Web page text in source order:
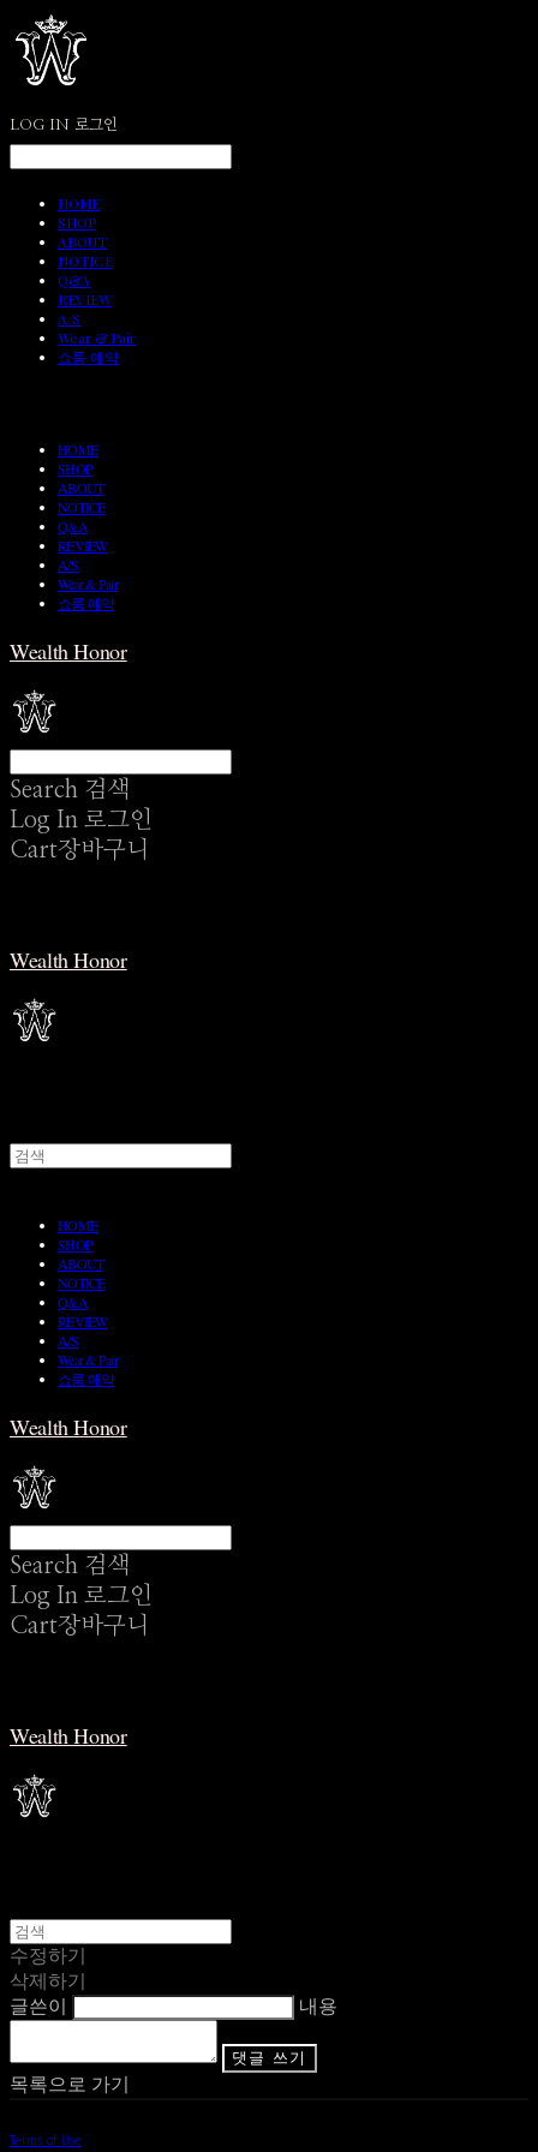
LOG IN 로그인
HOME
SHOP
ABOUT
NOTICE
Q&A
REVIEW
A/S
Wear & Pair
쇼룸 예약
HOME
SHOP
ABOUT
NOTICE
Q&A
REVIEW
A/S
Wear & Pair
쇼룸 예약
Wealth Honor
Search 검색
Log In 로그인
Cart장바구니
Wealth Honor
HOME
SHOP
ABOUT
NOTICE
Q&A
REVIEW
A/S
Wear & Pair
쇼룸 예약
Wealth Honor
Search 검색
Log In 로그인
Cart장바구니
Wealth Honor
수정하기
삭제하기
글쓴이
내용
댓글 쓰기
목록으로 가기
Terms of Use